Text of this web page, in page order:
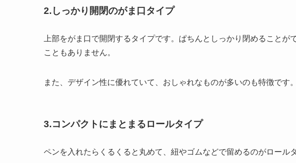
2.しっかり開閉のがま口タイプ
上部をがま口で開閉するタイプです。ぱちんとしっかり閉めることが
こともありません。
また、デザイン性に優れていて、おしゃれなものが多いのも特徴です。
3.コンパクトにまとまるロールタイプ
ペンを入れたらくるくると丸めて、紐やゴムなどで留めるのがロール